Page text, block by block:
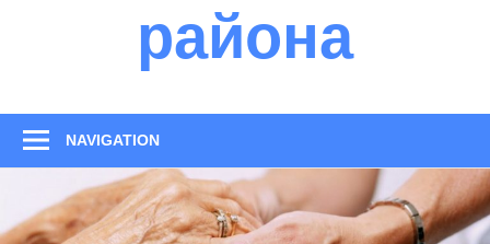
района
NAVIGATION